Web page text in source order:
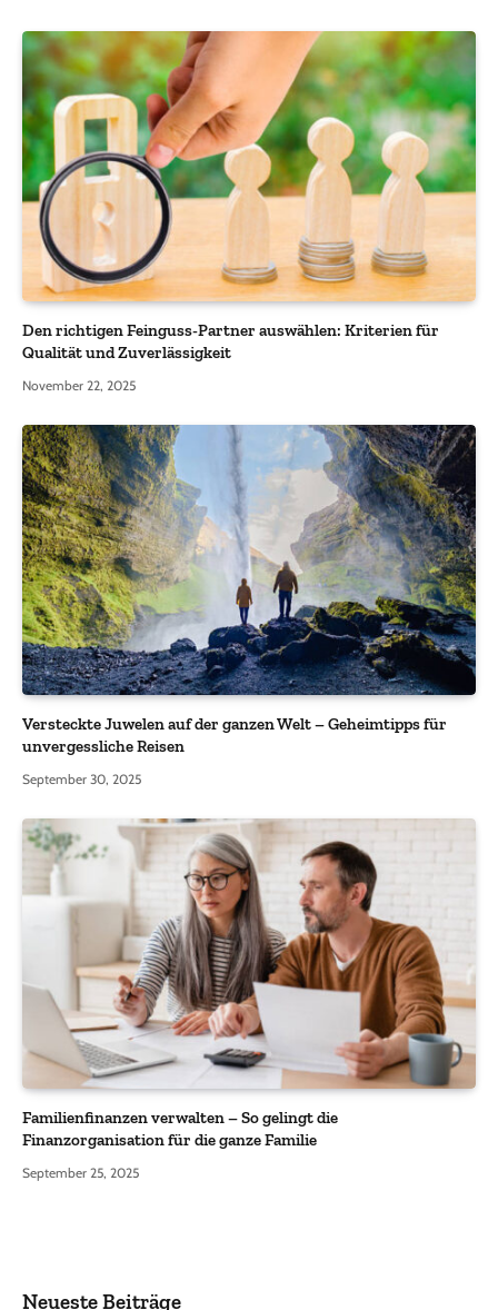
Den richtigen Feinguss-Partner auswählen: Kriterien für
Qualität und Zuverlässigkeit
November 22, 2025
Versteckte Juwelen auf der ganzen Welt – Geheimtipps für
unvergessliche Reisen
September 30, 2025
Familienfinanzen verwalten – So gelingt die
Finanzorganisation für die ganze Familie
September 25, 2025
Neueste Beiträge